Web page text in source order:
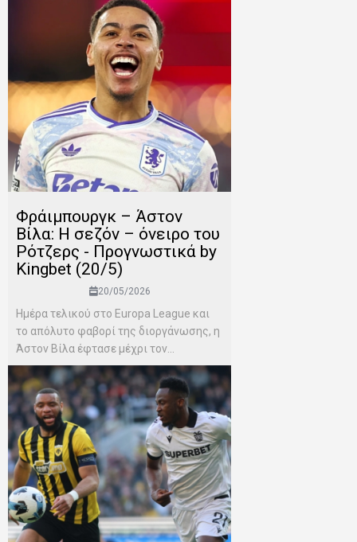
Φράιμπουργκ – Άστον
Βίλα: Η σεζόν – όνειρο του
Ρότζερς - Προγνωστικά by
Kingbet (20/5)
20/05/2026
Ημέρα τελικού στο Europa League και
το απόλυτο φαβορί της διοργάνωσης, η
Άστον Βίλα έφτασε μέχρι τον...